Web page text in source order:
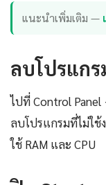
แนะนำเพิ่มเติม —
ลบโปรแก
ไปที่ Control
ลบโปรแกรมที่ไม่ใช้
ใช้ RAM และ CPU